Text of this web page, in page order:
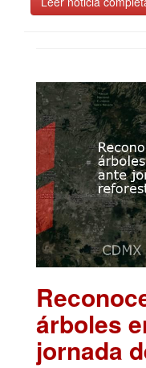
árboles
jornada